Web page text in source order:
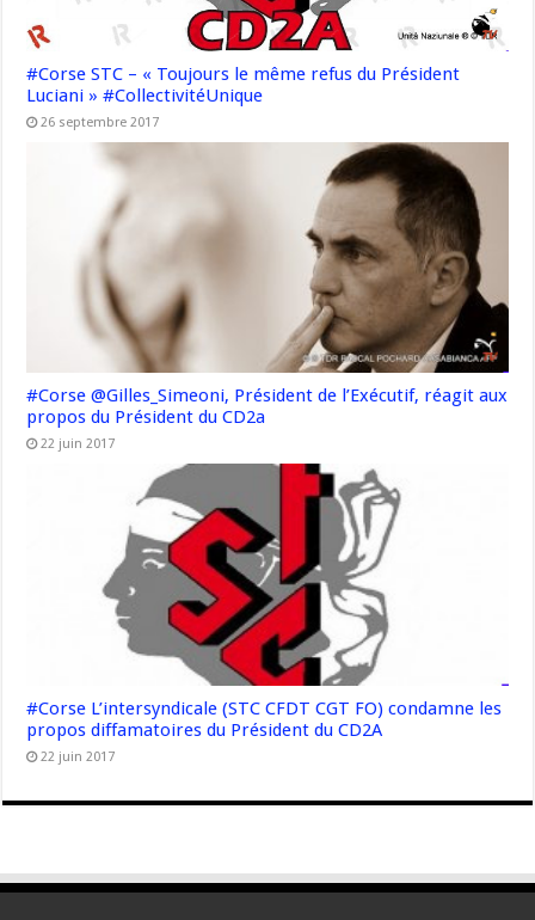
#Corse STC – « Toujours le même refus du Président
Luciani » #CollectivitéUnique
26 septembre 2017
#Corse @Gilles_Simeoni, Président de l’Exécutif, réagit aux
propos du Président du CD2a
22 juin 2017
#Corse L’intersyndicale (STC CFDT CGT FO) condamne les
propos diffamatoires du Président du CD2A
22 juin 2017